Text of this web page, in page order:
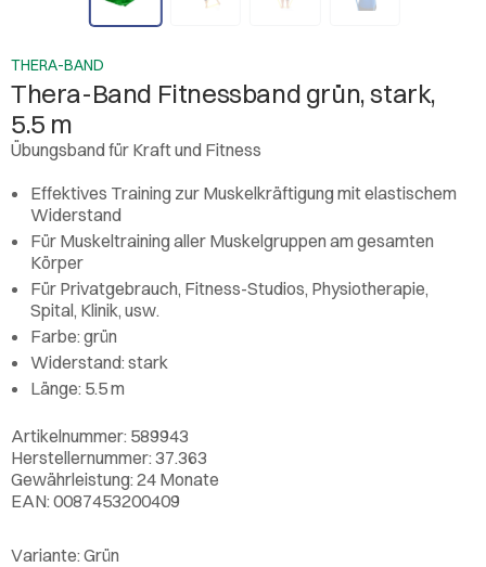
THERA-BAND
Thera-Band Fitnessband grün, stark,
5.5 m
Übungsband für Kraft und Fitness
Effektives Training zur Muskelkräftigung mit elastischem
Widerstand
Für Muskeltraining aller Muskelgruppen am gesamten
Körper
Für Privatgebrauch, Fitness-Studios, Physiotherapie,
Spital, Klinik, usw.
Farbe: grün
Widerstand: stark
Länge: 5.5 m
Artikelnummer: 589943
Herstellernummer: 37.363
Gewährleistung: 24 Monate
EAN: 0087453200409
Variante: Grün